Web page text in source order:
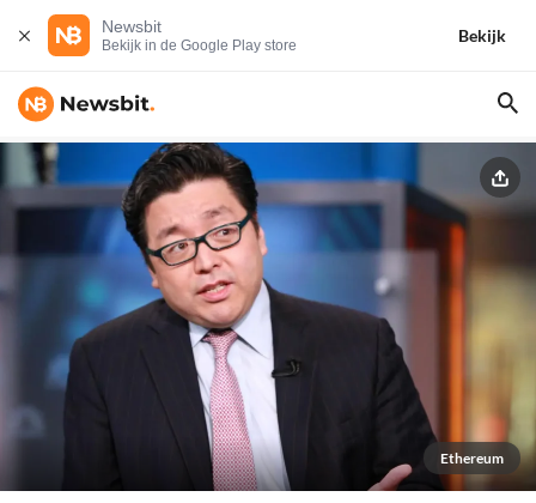
Newsbit
Bekijk in de Google Play store
Bekijk
Ethereum